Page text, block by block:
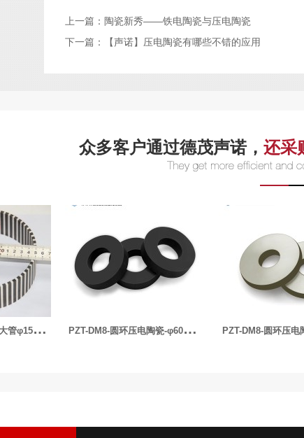
上一篇： 陶瓷新秀——铁电陶瓷与压电陶瓷
下一篇：
【声诺】压电陶瓷有哪些不错的应用
众多客户通过德茂声诺， 还采
P
ZT-DM8-圆环压电陶瓷-φ60xφ30x10mm P
ZT-DM8-圆环压电陶瓷-φ50x20x5.4mm-33kHz